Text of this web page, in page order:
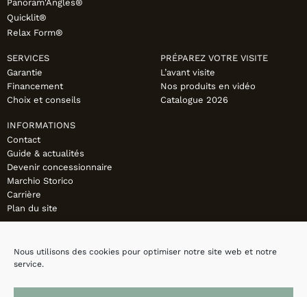
Nous utilisons des cookies pour optimiser notre site web et notre
service.
Panoram'Angles®
Quicklit®
Relax Form®
SERVICES
Garantie
Financement
Choix et conseils
PRÉPAREZ VOTRE VISITE
L’avant visite
Nos produits en vidéo
Catalogue 2026
INFORMATIONS
Contact
Guide & actualités
Devenir concessionnaire
Marchio Storico
Carrière
Plan du site